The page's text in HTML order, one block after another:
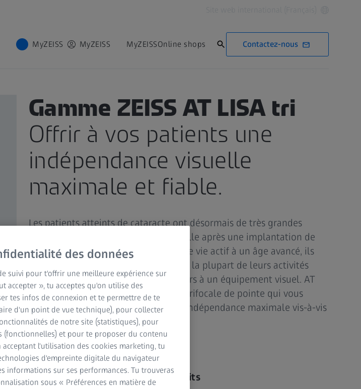
MyZEISS MyZEISS MyZEISSOnline shops Contactez-nous
Gamme ZEISS AT LISA tri
Offrir à vos patients une
indépendance visuelle
maximale et fiable.
Les patients atteints de cataracte ont désormais de très grandes
attentes en matière de capacité visuelle après une implantation de
LIO. Désireux de conserver un mode de vie actif à un âge avancé, ils
exigent une solution compatible avec la plupart de leurs activités
quotidiennes, le tout sans avoir recours à un équipement visuel. AT
LISA®tri de ZEISS est la technologie trifocale de pointe qui vous
permettra d'offrir à vos patients une indépendance maximale vis-à-vis
des lunettes.
Contactez-nous
L'assurance de patients satisfaits
des données
suivi pour t'offrir une meilleure expérience sur
accepter », tu acceptes qu'on utilise des
tes infos de connexion et te permettre de te
d'un point de vue technique), pour collecter
de notre site (statistiques), pour
et pour te proposer du contenu
l'utilisation des cookies marketing, tu
d'empreinte digitale du navigateur
informations sur ses performances. Tu trouveras
sous « Préférences en matière de